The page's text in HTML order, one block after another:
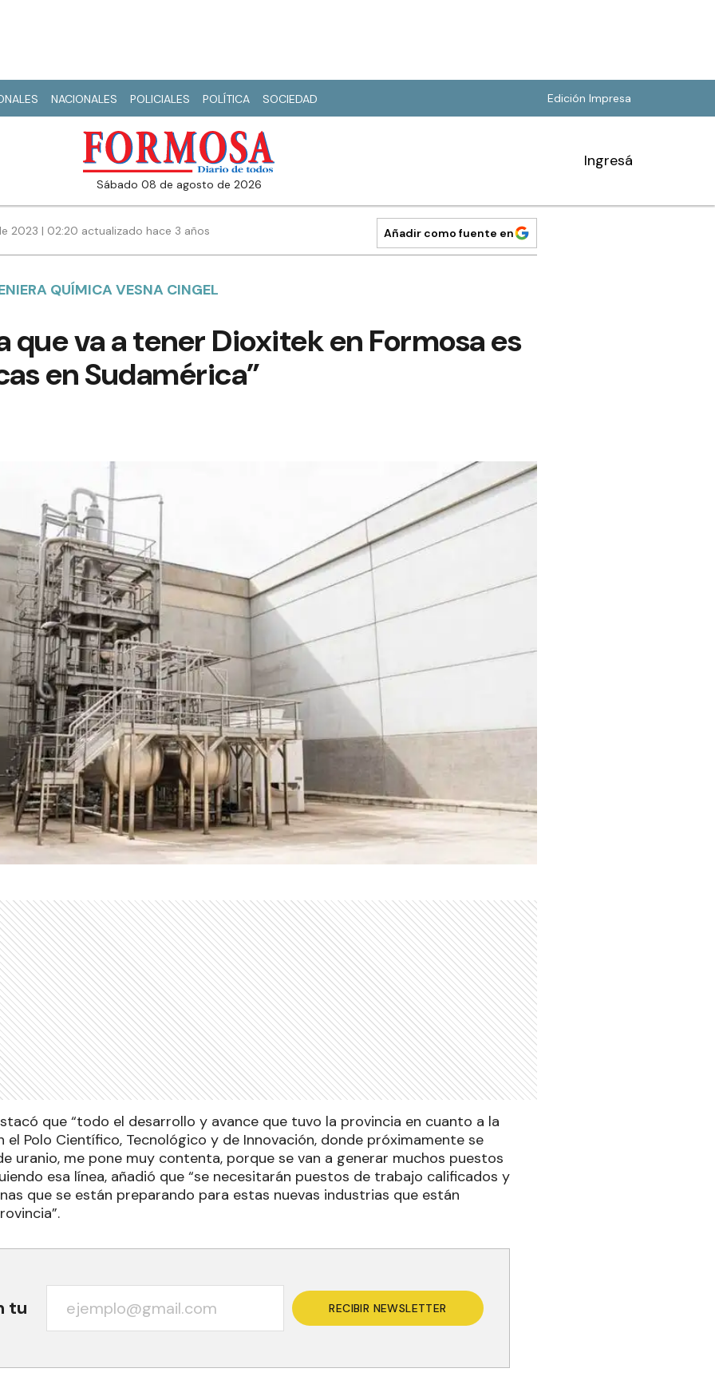
NACIONALES POLICIALES POLÍTICA SOCIEDAD Edición Impresa
sábado 08 de agosto de 2026
Ingresá
2023 | 02:20 actualizado hace 3 años Añadir como fuente en
QUÍMICA VESNA CINGEL
que va a tener Dioxitek en Formosa es
en Sudamérica”
que “todo el desarrollo y avance que tuvo la provincia en cuanto a la
el Polo Científico, Tecnológico y de Innovación, donde próximamente se
uranio, me pone muy contenta, porque se van a generar muchos puestos
esa línea, añadió que “se necesitarán puestos de trabajo calificados y
que se están preparando para estas nuevas industrias que están
tu RECIBIR NEWSLETTER